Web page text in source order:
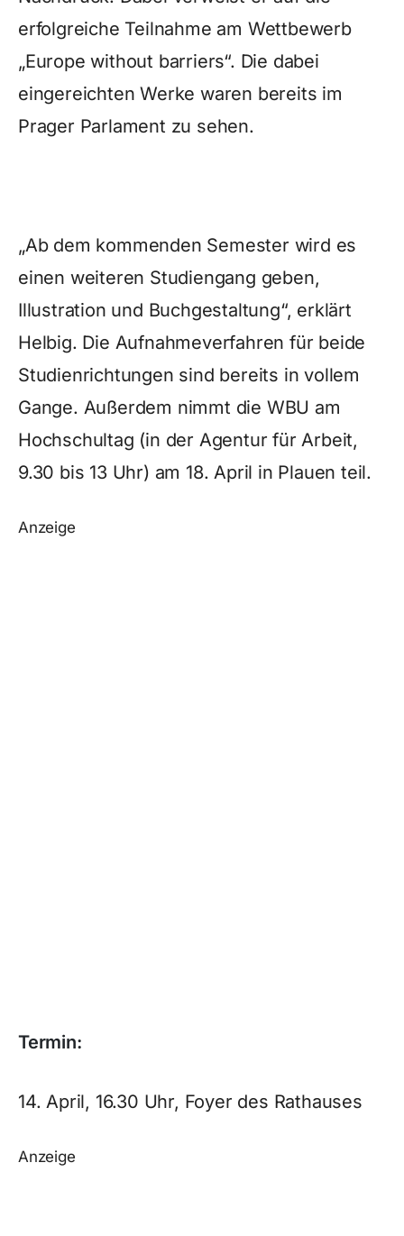
erfolgreiche Teilnahme am Wettbewerb
„Europe without barriers“. Die dabei
eingereichten Werke waren bereits im
Prager Parlament zu sehen.
„Ab dem kommenden Semester wird es
einen weiteren Studiengang geben,
Illustration und Buchgestaltung“, erklärt
Helbig. Die Aufnahmeverfahren für beide
Studienrichtungen sind bereits in vollem
Gange. Außerdem nimmt die WBU am
Hochschultag (in der Agentur für Arbeit,
9.30 bis 13 Uhr) am 18. April in Plauen teil.
Anzeige
Termin:
14. April, 16.30 Uhr, Foyer des Rathauses
Anzeige